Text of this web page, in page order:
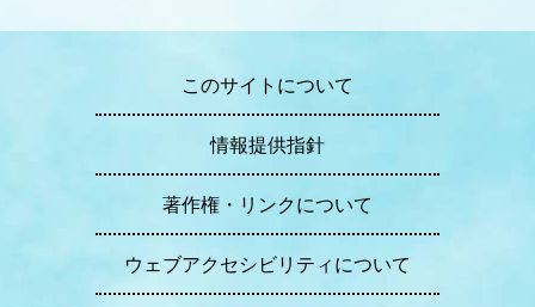
このサイトについて
情報提供指針
著作権・リンクについて
ウェブアクセシビリティについて